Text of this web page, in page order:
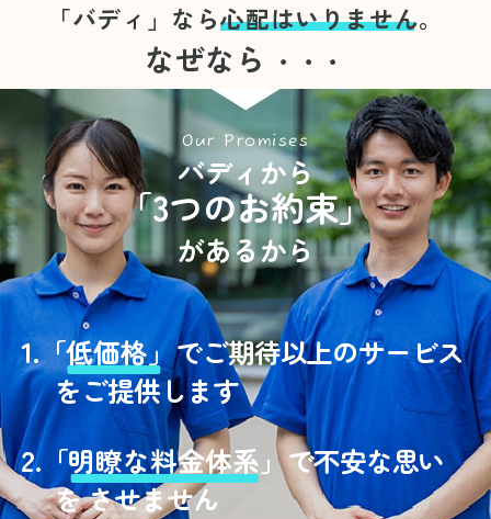
「バディ」なら心配はいりません。
なぜなら ・・・
Our Promises
バディから
「3つのお約束」
があるから
1.「低価格」でご期待以上のサービス
をご提供します
2.「明瞭な料金体系」で不安な思い
を させません